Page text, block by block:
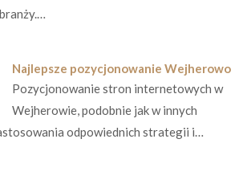
Najlepsze pozycjonowanie Wejherowo
Pozycjonowanie stron internetowych w
Wejherowie, podobnie jak w innych
odpowiednich strategii i…